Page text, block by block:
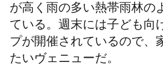
が高く雨の多い熱帯雨林の
ている。週末には子ども向
プが開催されているので、
たいヴェニューだ。